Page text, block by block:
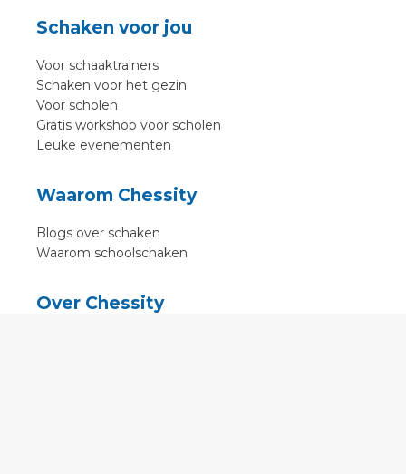
Schaken voor jou
Voor schaaktrainers
Schaken voor het gezin
Voor scholen
Gratis workshop voor scholen
Leuke evenementen
Waarom Chessity
Blogs over schaken
Waarom schoolschaken
Over Chessity